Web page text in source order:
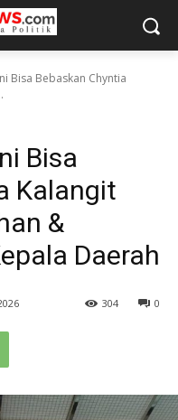
Bisa Bebaskan Chyntia
Bisa
Kalangit
&
Daerah
0
304